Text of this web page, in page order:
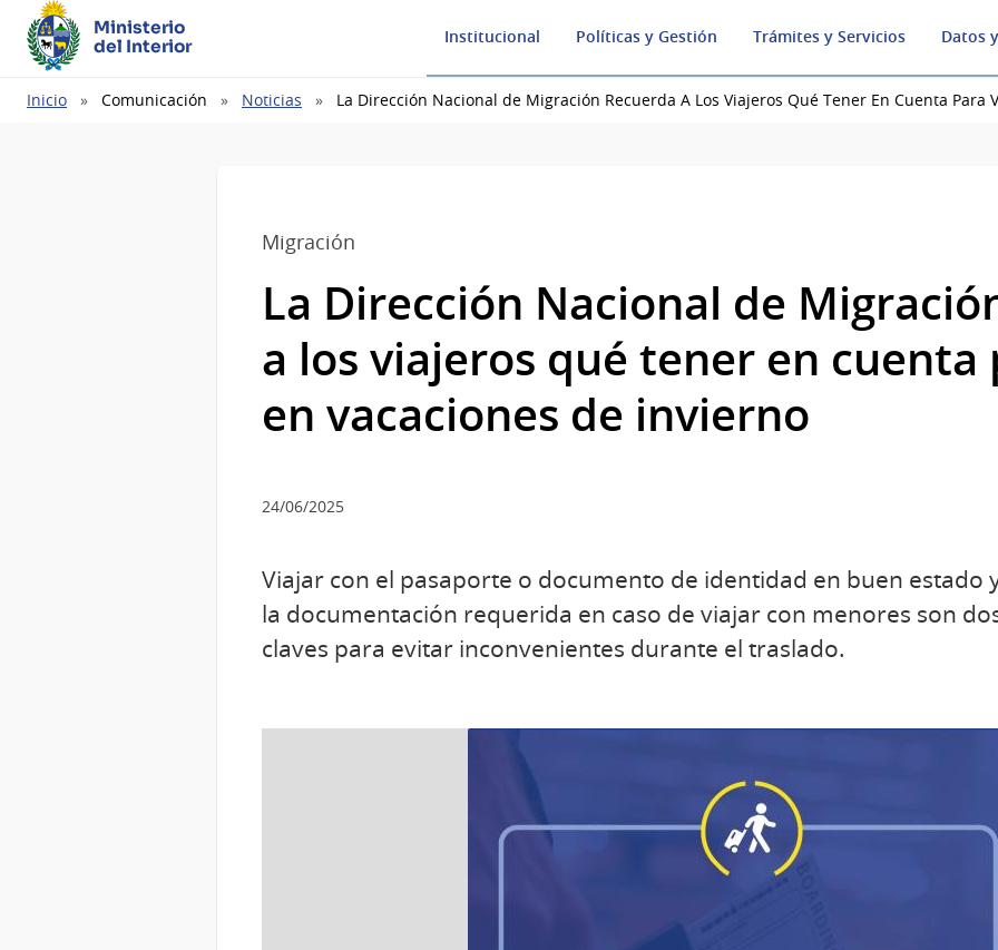
Ministerio
del Interior
Institucional Políticas y Gestión Trámites y Servicios Datos
Ruta
Inicio Comunicación Noticias La Dirección Nacional de Migración Recuerda A Los Viajeros Qué Tener En Cuenta Para
Migración
La Dirección Nacional de
a los viajeros qué tener en cuenta
en vacaciones de invierno
24/06/2025
Viajar con el pasaporte o documento de identidad en buen estado
la documentación requerida en caso de viajar con menores son
claves para evitar inconvenientes durante el traslado.